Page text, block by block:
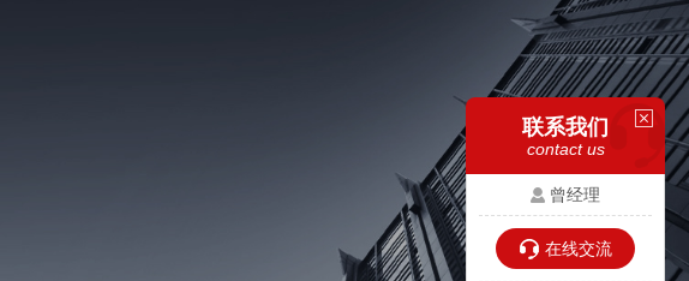
联系我们
contact us
曾经理
在线交流